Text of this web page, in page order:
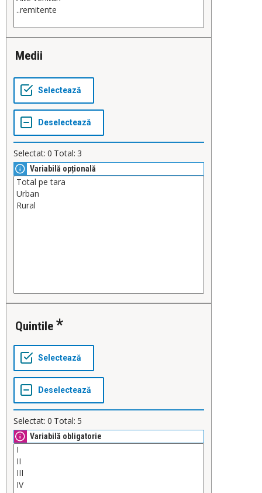
Medii
Selectat: 0 Total: 3
Variabilă opțională
Quintile
Selectat: 0 Total: 5
Variabilă obligatorie